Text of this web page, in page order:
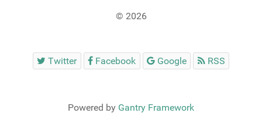
© 2026
Twitter Facebook Google RSS
Powered by Gantry Framework